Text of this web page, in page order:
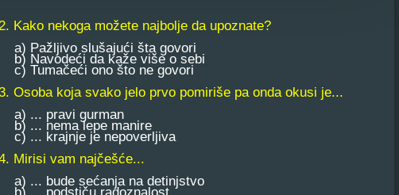
2. Kako nekoga možete najbolje da upoznate?
a) Pažljivo slušajući šta govori
b) Navodeći da kaže više o sebi
c) Tumačeći ono što ne govori
Osoba koja svako jelo prvo pomiriše pa onda okusi je...
a) ... pravi gurman
b) ... nema lepe manire
c) ... krajnje je nepoverljiva
Mirisi vam najčešće...
a) ... bude sećanja na detinjstvo